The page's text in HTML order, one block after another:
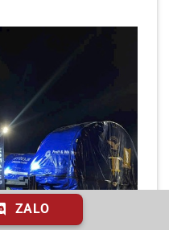
ZALO